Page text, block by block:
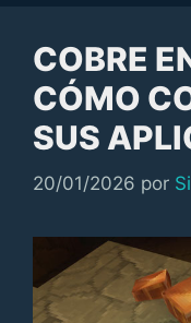
COBRE
CÓMO
SUS
20/01/2026 por